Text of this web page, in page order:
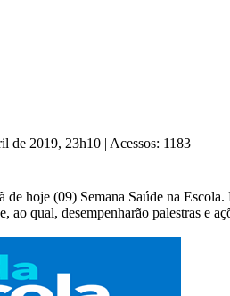
de 2019, 23h10 | Acessos: 1183
hoje (09) Semana Saúde na
qual, desempenharão palestras e